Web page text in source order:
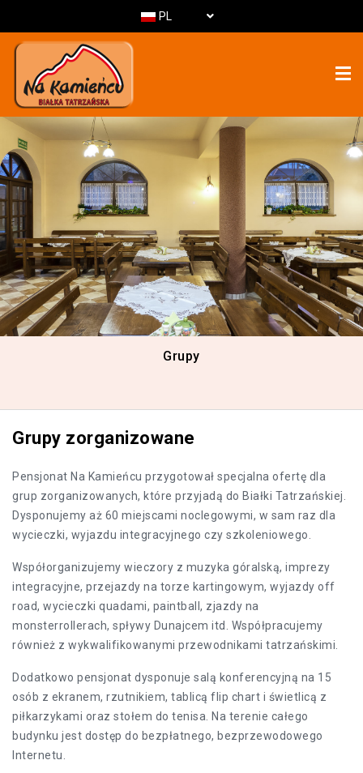
PL
Grupy
Grupy zorganizowane
Pensjonat Na Kamieńcu przygotował specjalna ofertę dla
grup zorganizowanych, które przyjadą do Białki Tatrzańskiej.
Dysponujemy aż 60 miejscami noclegowymi, w sam raz dla
wycieczki, wyjazdu integracyjnego czy szkoleniowego.
Współorganizujemy wieczory z muzyka góralską, imprezy
integracyjne, przejazdy na torze kartingowym, wyjazdy off
road, wycieczki quadami, paintball, zjazdy na
monsterrollerach, spływy Dunajcem itd. Współpracujemy
również z wykwalifikowanymi przewodnikami tatrzańskimi.
Dodatkowo pensjonat dysponuje salą konferencyjną na 15
osób z ekranem, rzutnikiem, tablicą flip chart i świetlicą z
piłkarzykami oraz stołem do tenisa. Na terenie całego
budynku jest dostęp do bezpłatnego, bezprzewodowego
Internetu.